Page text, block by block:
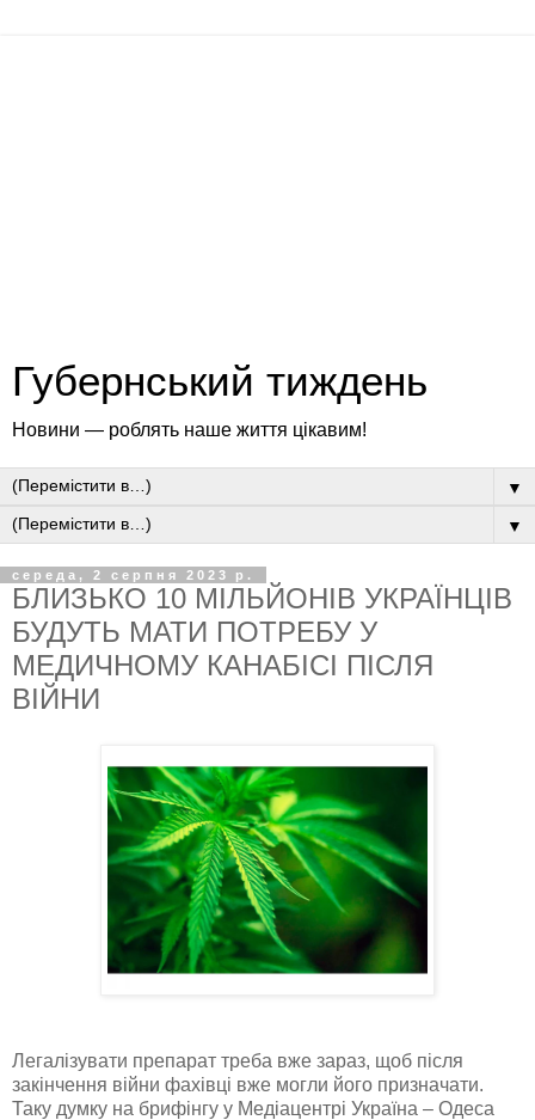
Губернський тиждень
Новини — роблять наше життя цікавим!
▼
▼
середа, 2 серпня 2023 р.
БЛИЗЬКО 10 МІЛЬЙОНІВ УКРАЇНЦІВ
БУДУТЬ МАТИ ПОТРЕБУ У
МЕДИЧНОМУ КАНАБІСІ ПІСЛЯ
ВІЙНИ
Легалізувати препарат треба вже зараз, щоб після
закінчення війни фахівці вже могли його призначати.
Таку думку на брифінгу у Медіацентрі Україна – Одеса